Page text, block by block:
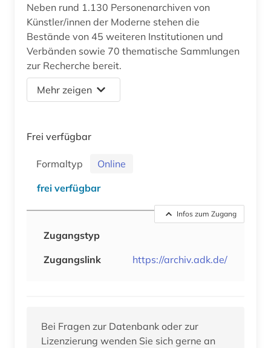
Neben rund 1.130 Personenarchiven von
Künstler/innen der Moderne stehen die
Bestände von 45 weiteren Institutionen und
Verbänden sowie 70 thematische Sammlungen
zur Recherche bereit.
Mehr zeigen
Frei verfügbar
Formaltyp
Online
frei verfügbar
Infos zum Zugang
Zugangstyp
Zugangslink
https://archiv.adk.de/
Bei Fragen zur Datenbank oder zur
Lizenzierung wenden Sie sich gerne an